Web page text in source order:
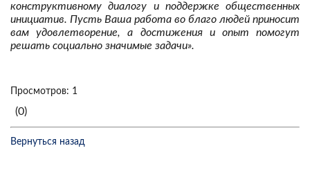
конструктивному диалогу и поддержке общественных
инициатив. Пусть Ваша работа во благо людей приносит
вам удовлетворение, а достижения и опыт помогут
решать социально значимые задачи».
Просмотров: 1
(0)
Вернуться назад